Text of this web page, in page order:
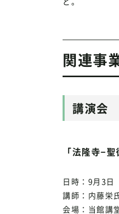
関連事
講演会
「法隆寺−
日時：9月3日
講師：内藤栄
会場：当館講